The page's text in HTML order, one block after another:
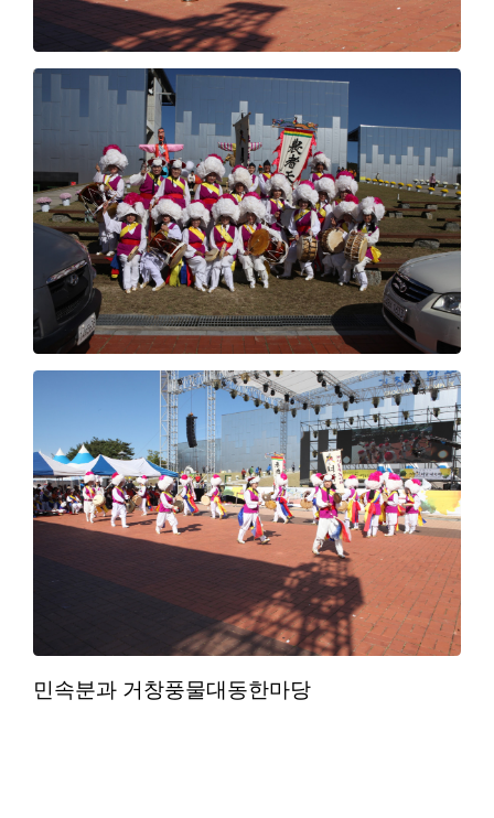
민속분과 거창풍물대동한마당